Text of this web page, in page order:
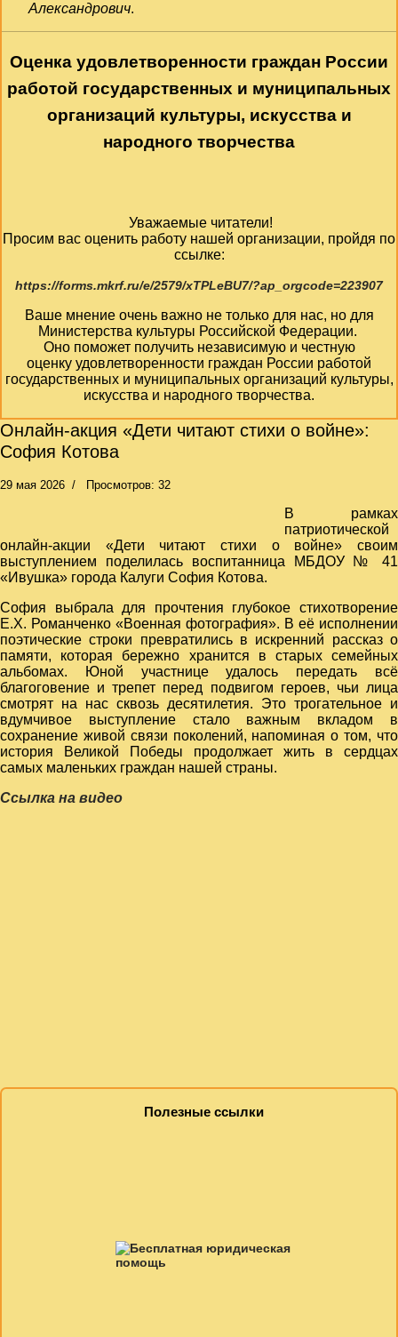
Александрович.
Оценка удовлетворенности граждан России
работой государственных и муниципальных
организаций культуры, искусства и
народного творчества
Уважаемые читатели!
Просим вас оценить работу нашей организации, пройдя по
ссылке:
https://forms.mkrf.ru/e/2579/xTPLeBU7/?ap_orgcode=223907
Ваше мнение очень важно не только для нас, но для
Министерства культуры Российской Федерации.
Оно поможет получить независимую и честную
оценку удовлетворенности граждан России работой
государственных и муниципальных организаций культуры,
искусства и народного творчества.
Онлайн-акция «Дети читают стихи о войне»:
София Котова
29 мая 2026 Просмотров: 32
В рамках
патриотической
онлайн-акции «Дети читают стихи о войне» своим
выступлением поделилась воспитанница МБДОУ № 41
«Ивушка» города Калуги София Котова.
София выбрала для прочтения глубокое стихотворение
Е.Х. Романченко «Военная фотография». В её исполнении
поэтические строки превратились в искренний рассказ о
памяти, которая бережно хранится в старых семейных
альбомах. Юной участнице удалось передать всё
благоговение и трепет перед подвигом героев, чьи лица
смотрят на нас сквозь десятилетия. Это трогательное и
вдумчивое выступление стало важным вкладом в
сохранение живой связи поколений, напоминая о том, что
история Великой Победы продолжает жить в сердцах
самых маленьких граждан нашей страны.
Ссылка на видео
Полезные ссылки